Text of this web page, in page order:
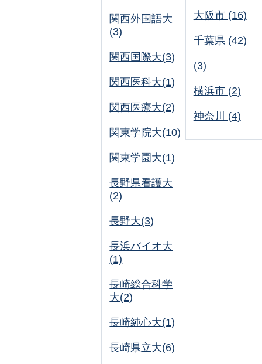
関西外国語大
(3)
関西国際大(3)
関西医科大(1)
関西医療大(2)
関東学院大(10)
関東学園大(1)
長野県看護大
(2)
長野大(3)
長浜バイオ大
(1)
長崎総合科学
大(2)
長崎純心大(1)
長崎県立大(6)
大阪市 (16)
千葉県 (42)
(3)
横浜市 (2)
神奈川 (4)